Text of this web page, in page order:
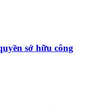
sở hữu công